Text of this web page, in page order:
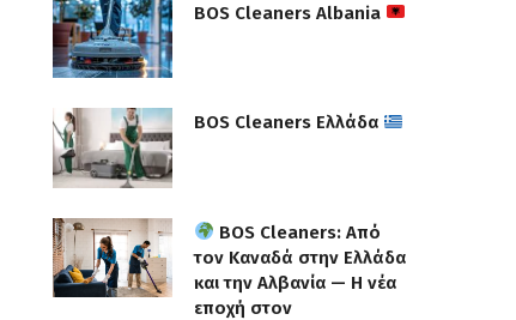
BOS Cleaners Albania
BOS Cleaners Ελλάδα
BOS Cleaners: Από
τον Καναδά στην Ελλάδα
και την Αλβανία — Η νέα
εποχή στον